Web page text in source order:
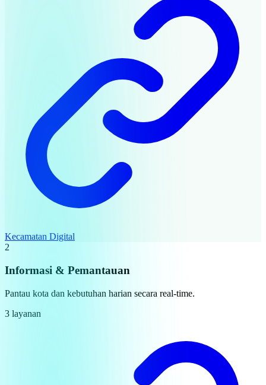
Kecamatan Digital
2
Informasi & Pemantauan
Pantau kota dan kebutuhan harian secara real-time.
3 layanan